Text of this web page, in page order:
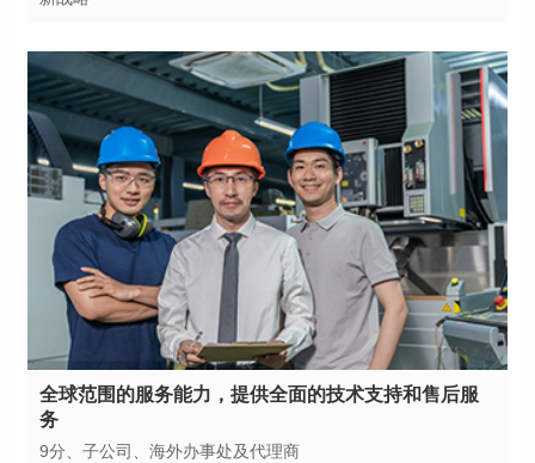
务
9分、子公司、海外办事处及代理商